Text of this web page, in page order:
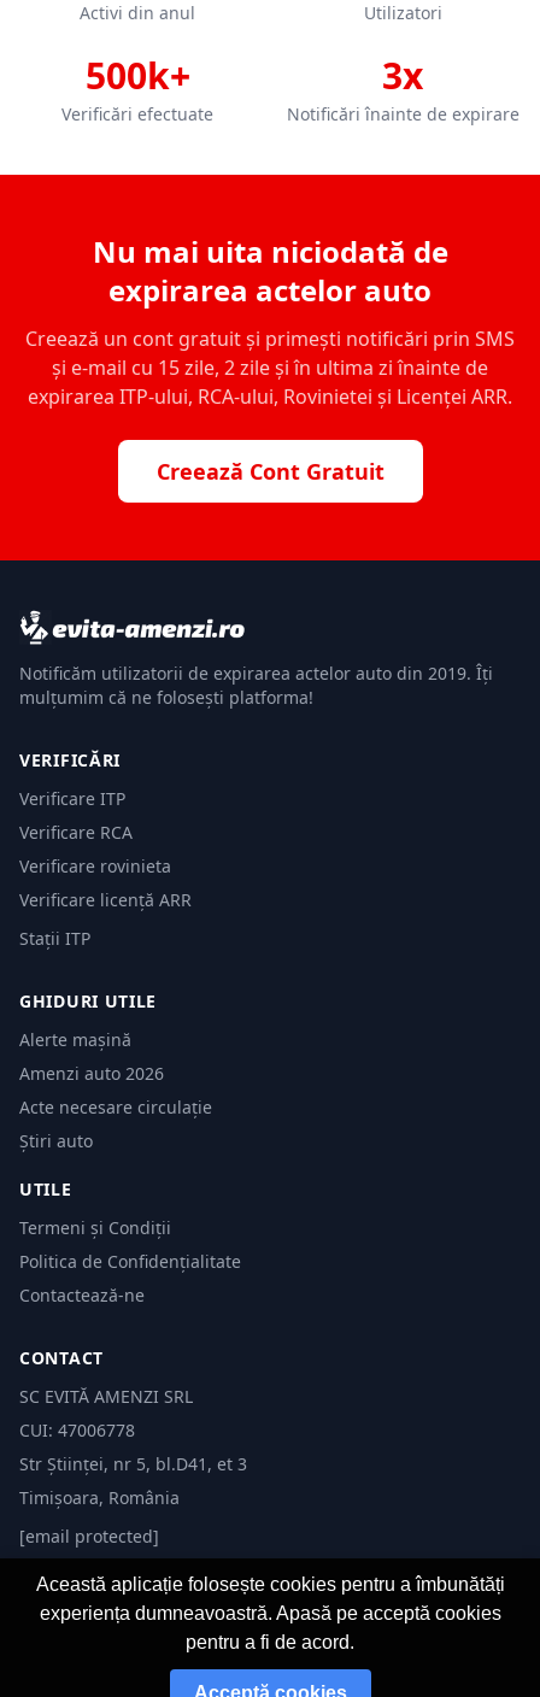
Activi din anul Utilizatori
500k+
Verificări efectuate
3x
Notificări înainte de expirare
Nu mai uita niciodată de
expirarea actelor auto
Creează un cont gratuit și primești notificări prin SMS
și e-mail cu 15 zile, 2 zile și în ultima zi înainte de
expirarea ITP-ului, RCA-ului, Rovinietei și Licenței ARR.
Creează Cont Gratuit
Notificăm utilizatorii de expirarea actelor auto din 2019. Îți
mulțumim că ne folosești platforma!
VERIFICĂRI
Verificare ITP
Verificare RCA
Verificare rovinieta
Verificare licență ARR
Stații ITP
GHIDURI UTILE
Alerte mașină
Amenzi auto 2026
Acte necesare circulație
Știri auto
UTILE
Termeni și Condiții
Politica de Confidențialitate
Contactează-ne
CONTACT
SC EVITĂ AMENZI SRL
CUI: 47006778
Str Științei, nr 5, bl.D41, et 3
Timișoara, România
[email protected]
© 2026 Evită Amenzi. Toate drepturile rezervate.
Această aplicație folosește cookies pentru a îmbunătăți
experiența dumneavoastră. Apasă pe acceptă cookies
pentru a fi de acord.
Acceptă cookies